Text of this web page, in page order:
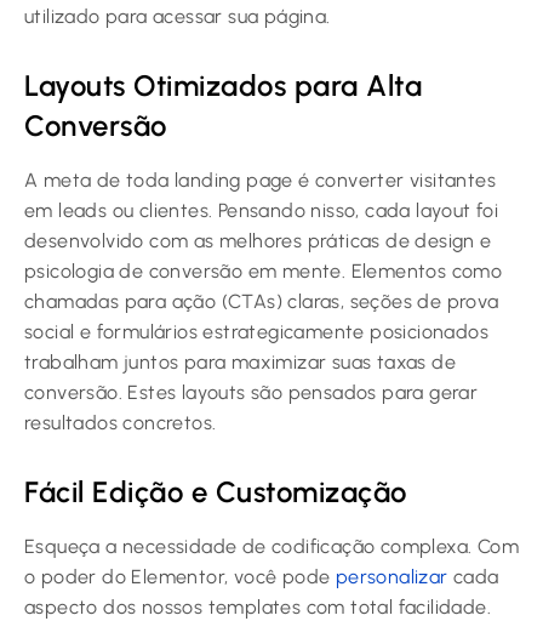
utilizado para acessar sua página.
Layouts Otimizados para Alta
Conversão
A meta de toda landing page é converter visitantes
em leads ou clientes. Pensando nisso, cada layout foi
desenvolvido com as melhores práticas de design e
psicologia de conversão em mente. Elementos como
chamadas para ação (CTAs) claras, seções de prova
social e formulários estrategicamente posicionados
trabalham juntos para maximizar suas taxas de
conversão. Estes layouts são pensados para gerar
resultados concretos.
Fácil Edição e Customização
Esqueça a necessidade de codificação complexa. Com
o poder do Elementor, você pode personalizar cada
aspecto dos nossos templates com total facilidade.